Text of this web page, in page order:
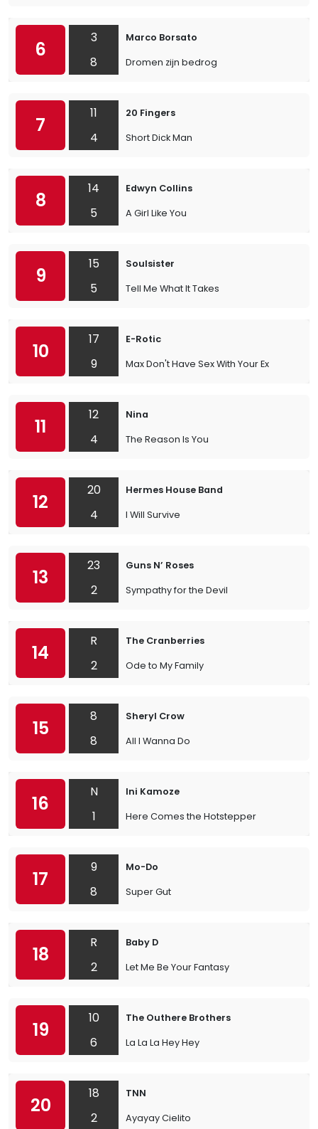
6
3
8
Marco Borsato
Dromen zijn bedrog
7
11
4
20 Fingers
Short Dick Man
8
14
5
Edwyn Collins
A Girl Like You
9
15
5
Soulsister
Tell Me What It Takes
10
17
9
E-Rotic
Max Don't Have Sex With Your Ex
11
12
4
Nina
The Reason Is You
12
20
4
Hermes House Band
I Will Survive
13
23
2
Guns N’ Roses
Sympathy for the Devil
14
R
2
The Cranberries
Ode to My Family
15
8
8
Sheryl Crow
All I Wanna Do
16
N
1
Ini Kamoze
Here Comes the Hotstepper
17
9
8
Mo-Do
Super Gut
18
R
2
Baby D
Let Me Be Your Fantasy
19
10
6
The Outhere Brothers
La La La Hey Hey
20
18
2
TNN
Ayayay Cielito